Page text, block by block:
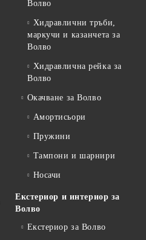
Волво
Хидравлични тръби,
маркучи и казанчета за
Волво
Хидравлична рейка за
Волво
Окачване за Волво
Амортисьори
Пружини
Тампони и шарнири
Носачи
Екстериор и интериор за
Волво
Екстериор за Волво